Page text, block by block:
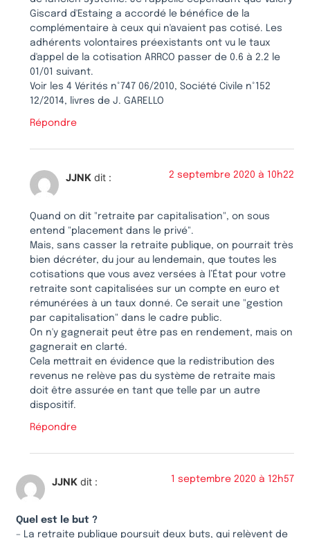
Giscard d'Estaing a accordé le bénéfice de la
complémentaire à ceux qui n'avaient pas cotisé. Les
adhérents volontaires préexistants ont vu le taux
d'appel de la cotisation ARRCO passer de 0.6 à 2.2 le
01/01 suivant.
Voir les 4 Vérités n°747 06/2010, Société Civile n°152
12/2014, livres de J. GARELLO
Répondre
JJNK dit : 2 septembre 2020 à 10h22
Quand on dit "retraite par capitalisation", on sous
entend "placement dans le privé".
Mais, sans casser la retraite publique, on pourrait très
bien décréter, du jour au lendemain, que toutes les
cotisations que vous avez versées à l’État pour votre
retraite sont capitalisées sur un compte en euro et
rémunérées à un taux donné. Ce serait une "gestion
par capitalisation" dans le cadre public.
On n'y gagnerait peut être pas en rendement, mais on
gagnerait en clarté.
Cela mettrait en évidence que la redistribution des
revenus ne relève pas du système de retraite mais
doit être assurée en tant que telle par un autre
dispositif.
Répondre
JJNK dit : 1 septembre 2020 à 12h57
Quel est le but ?
– La retraite publique poursuit deux buts, qui relèvent de